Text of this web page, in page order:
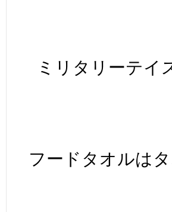
ミリタリーテイ
フードタオルは